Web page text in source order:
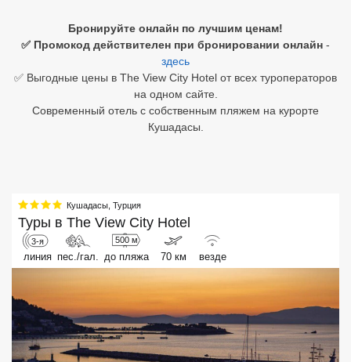
Бронируйте онлайн по лучшим ценам!
✅ Промокод действителен при бронировании онлайн -
здесь
✅ Выгодные цены в The View City Hotel от всех туроператоров
на одном сайте.
Современный отель с собственным пляжем на курорте
Кушадасы.
Кушадасы Турция
Туры в The View City Hotel
3-я
линия пес./гал.
500 м
до пляжа 70 км везде
Египет
Куба
Северный Гоа
Южный Гоа
Абхазия
Большой Сочи